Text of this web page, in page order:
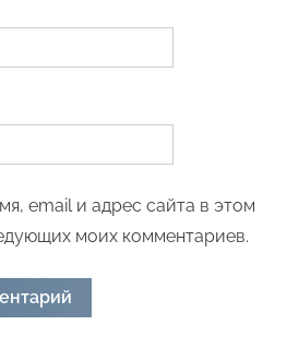
email и адрес сайта в этом
моих комментариев.